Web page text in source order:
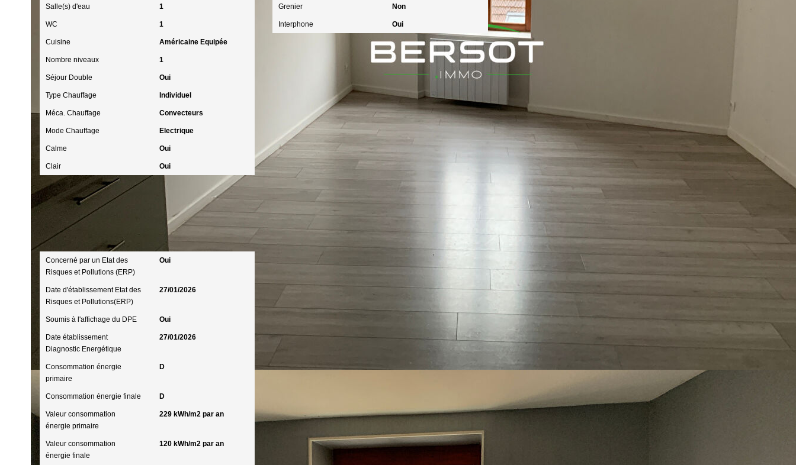
Salle(s) d'eau 1
WC 1
Cuisine Américaine Equipée
Nombre niveaux 1
Séjour Double Oui
Type Chauffage Individuel
Méca. Chauffage Convecteurs
Mode Chauffage Electrique
Calme Oui
Clair Oui
Grenier Non
Interphone Oui
Diagnostics
Concerné par un Etat des
Risques et Pollutions (ERP)
Oui
Date d'établissement Etat des
Risques et Pollutions(ERP)
27/01/2026
Soumis à l'affichage du DPE Oui
Date établissement
Diagnostic Energétique
27/01/2026
Consommation énergie
primaire
D
Consommation énergie finale D
Valeur consommation
énergie primaire
229 kWh/m2 par an
Valeur consommation
énergie finale
120 kWh/m2 par an